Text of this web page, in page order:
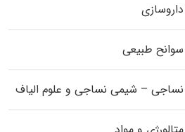
طبیعی
– شیمی نساجی و علوم الیاف